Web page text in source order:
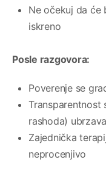
Ne očekuj da
iskreno
Posle razgovora:
Poverenje se
Transparentnost
rashoda)
Zajednička
neprocenjivo